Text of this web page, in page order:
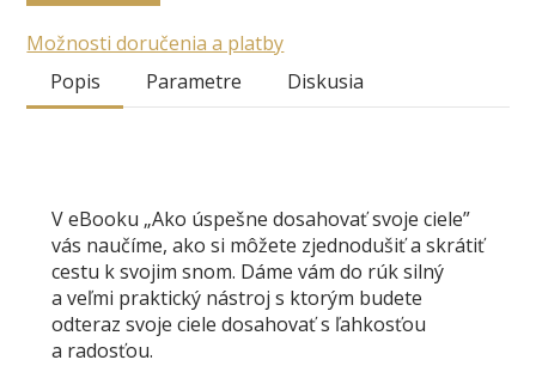
Možnosti doručenia a platby
Popis
Parametre Diskusia
V eBooku „Ako úspešne dosahovať svoje ciele”
vás naučíme, ako si môžete zjednodušiť a skrátiť
cestu k svojim snom. Dáme vám do rúk silný
a veľmi praktický nástroj s ktorým budete
odteraz svoje ciele dosahovať s ľahkosťou
a radosťou.